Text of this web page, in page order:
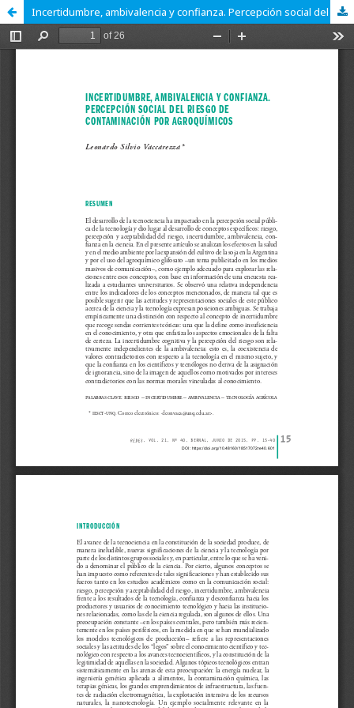
Incertidumbre, ambivalencia y confianza. Percepción social del riesgo de contaminación por agroquímicos.